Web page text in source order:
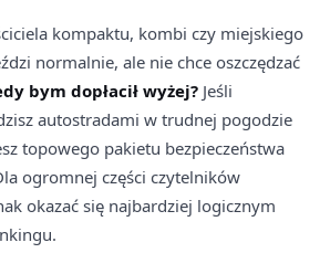
kompaktu, kombi czy miejskiego
normalnie, ale nie chce oszczędzać
bym dopłacił wyżej? Jeśli
autostradami w trudnej pogodzie
topowego pakietu bezpieczeństwa
ogromnej części czytelników
okazać się najbardziej logicznym